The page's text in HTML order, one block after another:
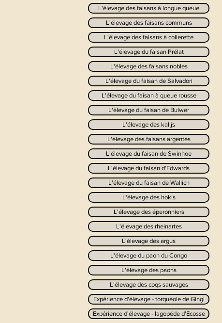
L'élevage des faisans à longue queue
L'élevage des faisans communs
L'élevage des faisans à collerette
L'élevage du faisan Prélat
L'élevage des faisans nobles
L'élevage du faisan de Salvadori
L'élevage du faisan à queue rousse
L'élevage du faisan de Bulwer
L'élevage des kalijs
L'élevage des faisans argentés
L'élevage du faisan de Swinhoe
L'élevage du faisan d'Edwards
L'élevage du faisan de Wallich
L'élevage des hokis
L'élevage des éperonniers
L'élevage des rheinartes
L'élevage des argus
L'élevage du paon du Congo
L'élevage des paons
L'élevage des coqs sauvages
Expérience d'élevage - torquéole de Gingi
Expérience d'élevage - lagopéde d'Ecosse